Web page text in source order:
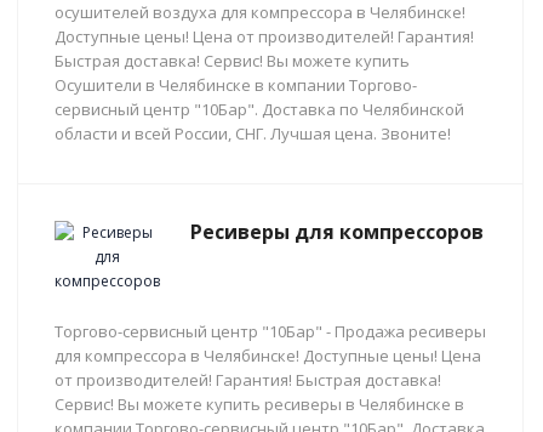
осушителей воздуха для компрессора в Челябинске!
Доступные цены! Цена от производителей! Гарантия!
Быстрая доставка! Сервис! Вы можете купить
Осушители в Челябинске в компании Торгово-
сервисный центр "10Бар". Доставка по Челябинской
области и всей России, СНГ. Лучшая цена. Звоните!
Ресиверы для компрессоров
Торгово-сервисный центр "10Бар" - Продажа ресиверы
для компрессора в Челябинске! Доступные цены! Цена
от производителей! Гарантия! Быстрая доставка!
Сервис! Вы можете купить ресиверы в Челябинске в